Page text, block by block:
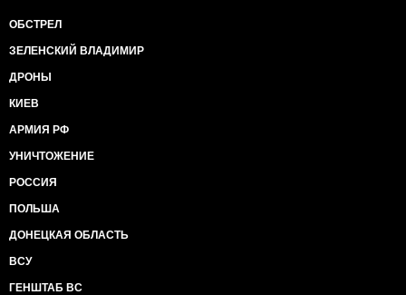
ОБСТРЕЛ
ЗЕЛЕНСКИЙ ВЛАДИМИР
ДРОНЫ
КИЕВ
АРМИЯ РФ
УНИЧТОЖЕНИЕ
РОССИЯ
ПОЛЬША
ДОНЕЦКАЯ ОБЛАСТЬ
ВСУ
ГЕНШТАБ ВС